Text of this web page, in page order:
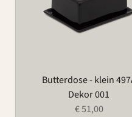
Butterdose - klein
Dekor 001
€ 51,00